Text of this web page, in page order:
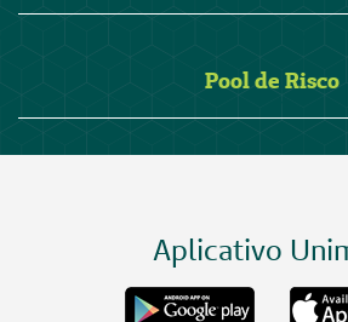
Pool de Risco
Aplicativo